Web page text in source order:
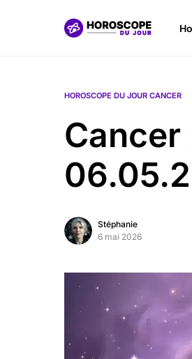
HOROSCOPE DU JOUR CANCER
Cancer
Stéphanie
6 mai 2026